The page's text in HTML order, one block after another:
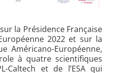
la Présidence Française
2022 et sur la
Américano-Européenne,
à quatre scientifiques
Caltech et de l’ESA qui